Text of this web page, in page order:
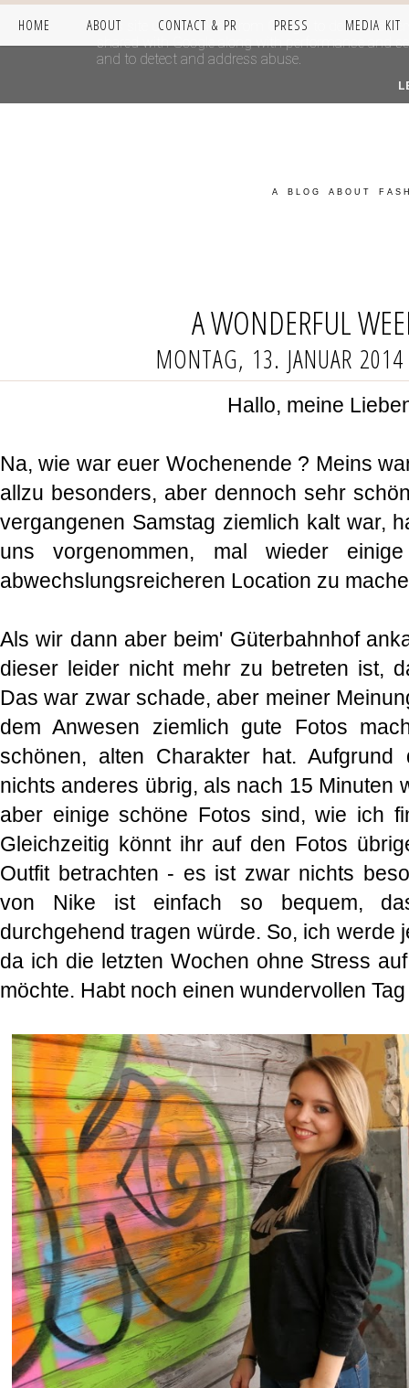
HOME ABOUT CONTACT & PR PRESS MEDIA KIT
A BLOG ABOUT
A WONDERFUL
MONTAG, 13. JANUAR 2014
Hallo, meine
Na, wie war euer Wochenende ? Meins
allzu besonders, aber dennoch sehr
vergangenen Samstag ziemlich kalt war,
uns vorgenommen, mal wieder
abwechslungsreicheren Location zu
Als wir dann aber beim' Güterbahnhof
dieser leider nicht mehr zu betreten ist,
Das war zwar schade, aber meiner
dem Anwesen ziemlich gute Fotos
schönen, alten Charakter hat.
nichts anderes übrig, als nach 15 Minuten
aber einige schöne Fotos sind, wie ich
Gleichzeitig könnt ihr auf den Fotos
Outfit betrachten - es ist zwar nichts
von Nike ist einfach so bequem,
durchgehend tragen würde. So, ich werde
da ich die letzten Wochen ohne Stress
möchte. Habt noch einen wundervollen
This site uses cookies from Google to deliver its
shared with Google along with performance and
and to detect and address abuse.